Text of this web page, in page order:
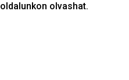
oldalunkon olvashat.